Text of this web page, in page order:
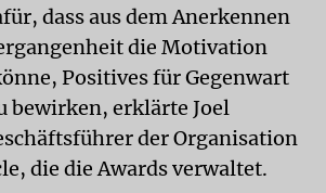
dass aus dem Anerkennen
die Motivation
Positives für Gegenwart
bewirken, erklärte Joel
der Organisation
die die Awards verwaltet.